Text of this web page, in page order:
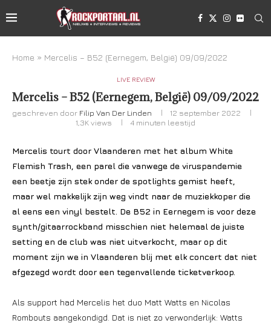
Home » Mercelis – B52 (Eernegem, België) 09/09/2022
LIVE REVIEW
Mercelis – B52 (Eernegem, België) 09/09/2022
geschreven door Filip Van Der Linden
12 september 2022
1,3K views 4 minuten leestijd
Mercelis tourt door Vlaanderen met het album White
Flemish Trash, een parel die vanwege de viruspandemie
een beetje zijn stek onder de spotlights gemist heeft,
maar wel makkelijk zijn weg vindt naar de muziekkoper die
al eens een vinyl bestelt. De B52 in Eernegem is voor deze
synth/gitaarrockband misschien niet helemaal de juiste
setting en de club was niet uitverkocht, maar op dit
moment zijn we in Vlaanderen blij met elk concert dat niet
afgezegd wordt door een tegenvallende ticketverkoop.
Als support had Mercelis het duo Matt Watts en Nicolas
Rombouts aangekondigd. Dat is niet zo verwonderlijk: Watts